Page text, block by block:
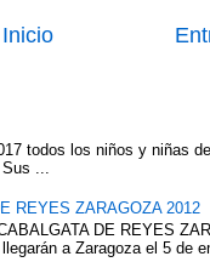
Inicio
todos los niños y niñas
...
REYES ZARAGOZA 2012
DE REYES
a Zaragoza el 5 de